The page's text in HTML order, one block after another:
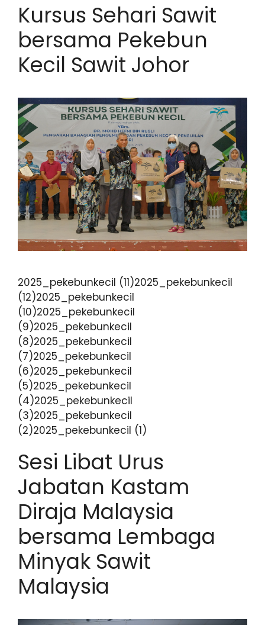
Kursus Sehari Sawit
bersama Pekebun
Kecil Sawit Johor
2025_pekebunkecil (11)2025_pekebunkecil
(12)2025_pekebunkecil
(10)2025_pekebunkecil
(9)2025_pekebunkecil
(8)2025_pekebunkecil
(7)2025_pekebunkecil
(6)2025_pekebunkecil
(5)2025_pekebunkecil
(4)2025_pekebunkecil
(3)2025_pekebunkecil
(2)2025_pekebunkecil (1)
Sesi Libat Urus
Jabatan Kastam
Diraja Malaysia
bersama Lembaga
Minyak Sawit
Malaysia